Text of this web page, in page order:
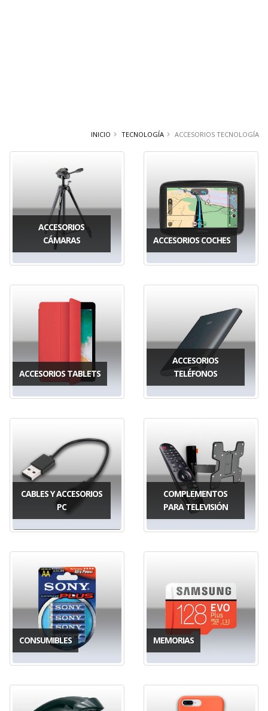
INICIO TECNOLOGÍA ACCESORIOS TECNOLOGÍA
ACCESORIOS
CÁMARAS
ACCESORIOS COCHES
ACCESORIOS TABLETS
ACCESORIOS
TELÉFONOS
CABLES Y ACCESORIOS
PC
COMPLEMENTOS
PARA TELEVISIÓN
CONSUMIBLES MEMORIAS